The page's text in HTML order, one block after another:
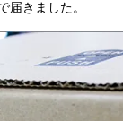
届きました。